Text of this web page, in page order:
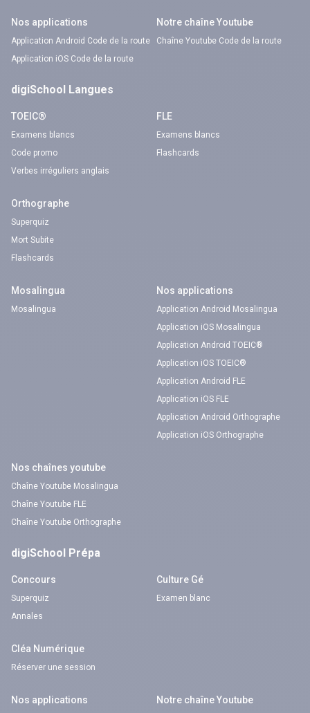
Nos applications
Application Android Code de la route
Application iOS Code de la route
Notre chaîne Youtube
Chaîne Youtube Code de la route
digiSchool Langues
TOEIC®
Examens blancs
Code promo
Verbes irréguliers anglais
FLE
Examens blancs
Flashcards
Orthographe
Superquiz
Mort Subite
Flashcards
Mosalingua
Mosalingua
Nos applications
Application Android Mosalingua
Application iOS Mosalingua
Application Android TOEIC®
Application iOS TOEIC®
Application Android FLE
Application iOS FLE
Application Android Orthographe
Application iOS Orthographe
Nos chaînes youtube
Chaîne Youtube Mosalingua
Chaîne Youtube FLE
Chaîne Youtube Orthographe
digiSchool Prépa
Concours
Superquiz
Annales
Culture Gé
Examen blanc
Cléa Numérique
Réserver une session
Nos applications Notre chaîne Youtube